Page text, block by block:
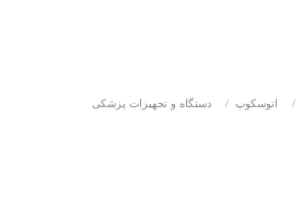
/ اتوسکوپ / دستگاه و تجهیزات پزشکی